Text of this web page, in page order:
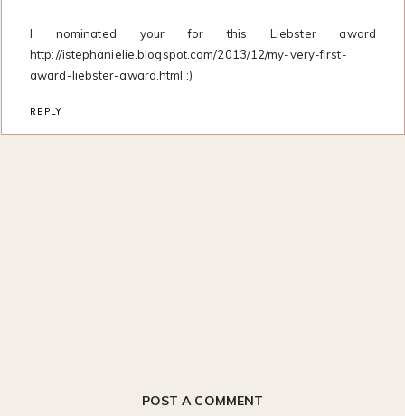
I nominated your for this Liebster award
http://istephanielie.blogspot.com/2013/12/my-very-first-
award-liebster-award.html :)
REPLY
POST A COMMENT